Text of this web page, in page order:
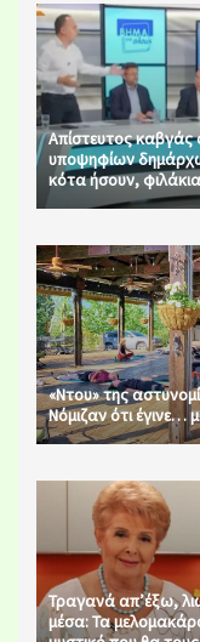
Απίστευτος
υποψηφίων
κότα ήσουν,
«Ντου» της
Νόμιζαν ότι έγινε…
Τραγανά απ’έξω,
μέσα: Τα